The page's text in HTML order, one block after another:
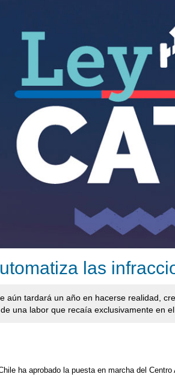
las
aún tardará un año en hacerse realidad,
una labor que recaía exclusivamente en
ha aprobado la puesta en marcha del